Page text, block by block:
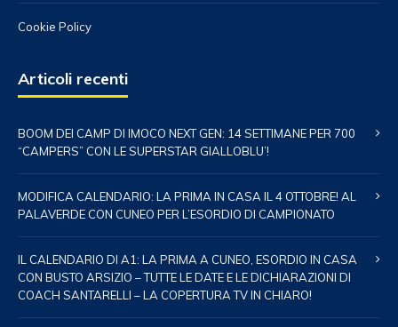
Cookie Policy
Articoli recenti
BOOM DEI CAMP DI IMOCO NEXT GEN: 14 SETTIMANE PER 700
“CAMPERS” CON LE SUPERSTAR GIALLOBLU’!
MODIFICA CALENDARIO: LA PRIMA IN CASA IL 4 OTTOBRE! AL
PALAVERDE CON CUNEO PER L’ESORDIO DI CAMPIONATO
IL CALENDARIO DI A1: LA PRIMA A CUNEO, ESORDIO IN CASA
CON BUSTO ARSIZIO – TUTTE LE DATE E LE DICHIARAZIONI DI
COACH SANTARELLI – LA COPERTURA TV IN CHIARO!